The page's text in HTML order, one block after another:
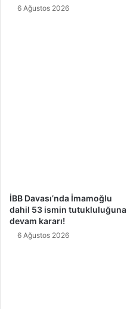
6 Ağustos 2026
İBB Davası’nda İmamoğlu
dahil 53 ismin tutukluluğuna
devam kararı!
6 Ağustos 2026